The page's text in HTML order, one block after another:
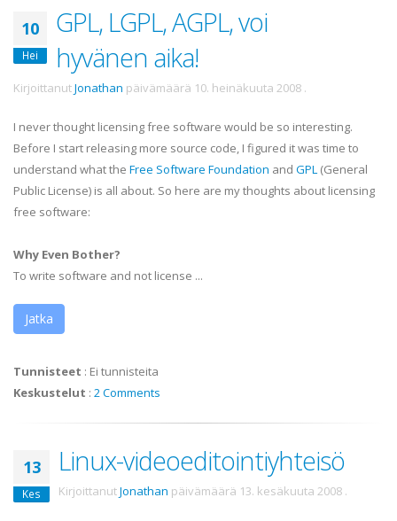
10
Hei
GPL, LGPL, AGPL, voi
hyvänen aika!
KirjoittanutJonathan päivämäärä 10. heinäkuuta 2008 .
I never thought licensing free software would be so interesting.
Before I start releasing more source code, I figured it was time to
understand what the Free Software Foundation and GPL (General
Public License) is all about. So here are my thoughts about licensing
free software:
Why Even Bother?
To write software and not license ...
Jatka
Tunnisteet : Ei tunnisteita
Keskustelut : 2 Comments
13
Kes
Linux-videoeditointiyhteisö
KirjoittanutJonathan päivämäärä 13. kesäkuuta 2008 .